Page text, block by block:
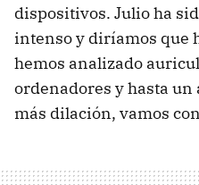
dispositivos. Julio ha
intenso y diríamos que
hemos analizado
ordenadores y hasta
más dilación, vamos